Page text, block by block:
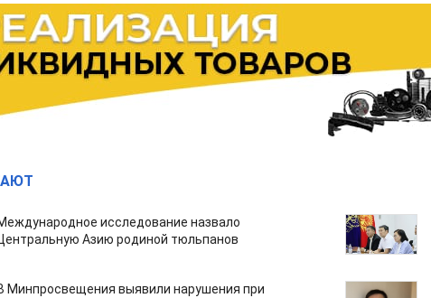
исследование назвало
Азию родиной тюльпанов
Минпросвещения выявили нарушения при